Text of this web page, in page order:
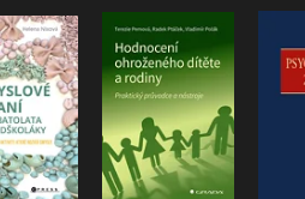
upevní si sociální návyky,
legrace!